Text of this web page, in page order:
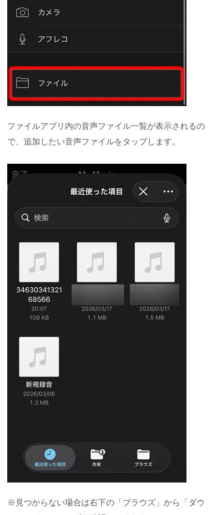
ファイルアプリ内の音声ファイル一覧が表示されるの
で、追加したい音声ファイルをタップします。
※見つからない場合は右下の「ブラウズ」から「ダウ